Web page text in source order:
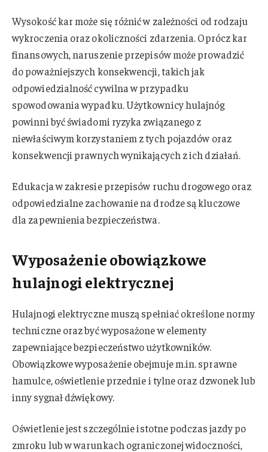
Wysokość kar może się różnić w zależności od rodzaju
wykroczenia oraz okoliczności zdarzenia. Oprócz kar
finansowych, naruszenie przepisów może prowadzić
do poważniejszych konsekwencji, takich jak
odpowiedzialność cywilna w przypadku
spowodowania wypadku. Użytkownicy hulajnóg
powinni być świadomi ryzyka związanego z
niewłaściwym korzystaniem z tych pojazdów oraz
konsekwencji prawnych wynikających z ich działań.
Edukacja w zakresie przepisów ruchu drogowego oraz
odpowiedzialne zachowanie na drodze są kluczowe
dla zapewnienia bezpieczeństwa.
Wyposażenie obowiązkowe
hulajnogi elektrycznej
Hulajnogi elektryczne muszą spełniać określone normy
techniczne oraz być wyposażone w elementy
zapewniające bezpieczeństwo użytkowników.
Obowiązkowe wyposażenie obejmuje m.in. sprawne
hamulce, oświetlenie przednie i tylne oraz dzwonek lub
inny sygnał dźwiękowy.
Oświetlenie jest szczególnie istotne podczas jazdy po
zmroku lub w warunkach ograniczonej widoczności,